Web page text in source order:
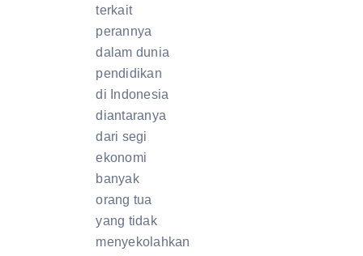
terkait
perannya
dalam dunia
pendidikan
di Indonesia
diantaranya
dari segi
ekonomi
banyak
orang tua
yang tidak
menyekolahkan